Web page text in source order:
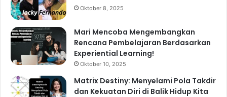
Oktober 8, 2025
Mari Mencoba Mengembangkan
Rencana Pembelajaran Berdasarkan
Experiential Learning!
Oktober 10, 2025
Matrix Destiny: Menyelami Pola Takdir
dan Kekuatan Diri di Balik Hidup Kita